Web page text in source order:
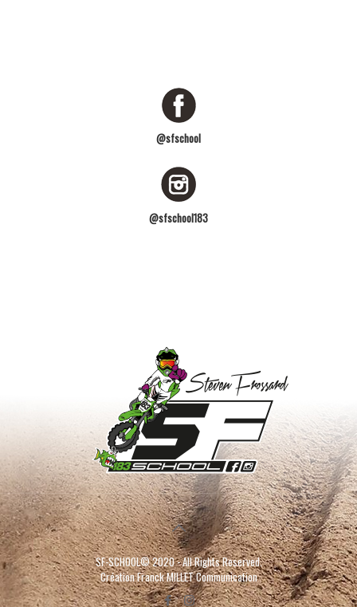
@sfschool
@sfschool183
SF-SCHOOL© 2020 - All Rights Reserved.
CréationFranck MILLET Communication